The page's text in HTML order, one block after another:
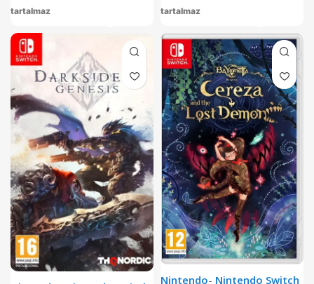
tartalmaz tartalmaz
Nintendo- Nintendo Switch